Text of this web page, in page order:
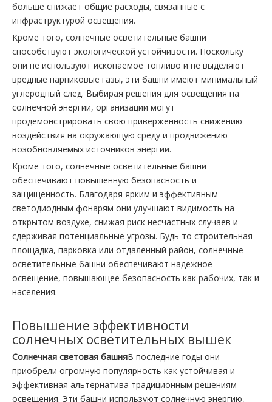
больше снижает общие расходы, связанные с
инфраструктурой освещения.
Кроме того, солнечные осветительные башни
способствуют экологической устойчивости. Поскольку
они не используют ископаемое топливо и не выделяют
вредные парниковые газы, эти башни имеют минимальный
углеродный след. Выбирая решения для освещения на
солнечной энергии, организации могут
продемонстрировать свою приверженность снижению
воздействия на окружающую среду и продвижению
возобновляемых источников энергии.
Кроме того, солнечные осветительные башни
обеспечивают повышенную безопасность и
защищенность. Благодаря ярким и эффективным
светодиодным фонарям они улучшают видимость на
открытом воздухе, снижая риск несчастных случаев и
сдерживая потенциальные угрозы. Будь то строительная
площадка, парковка или отдаленный район, солнечные
осветительные башни обеспечивают надежное
освещение, повышающее безопасность как рабочих, так и
населения.
Повышение эффективности
солнечных осветительных вышек
Солнечная световая башняВ последние годы они
приобрели огромную популярность как устойчивая и
эффективная альтернатива традиционным решениям
освещения. Эти башни используют солнечную энергию,